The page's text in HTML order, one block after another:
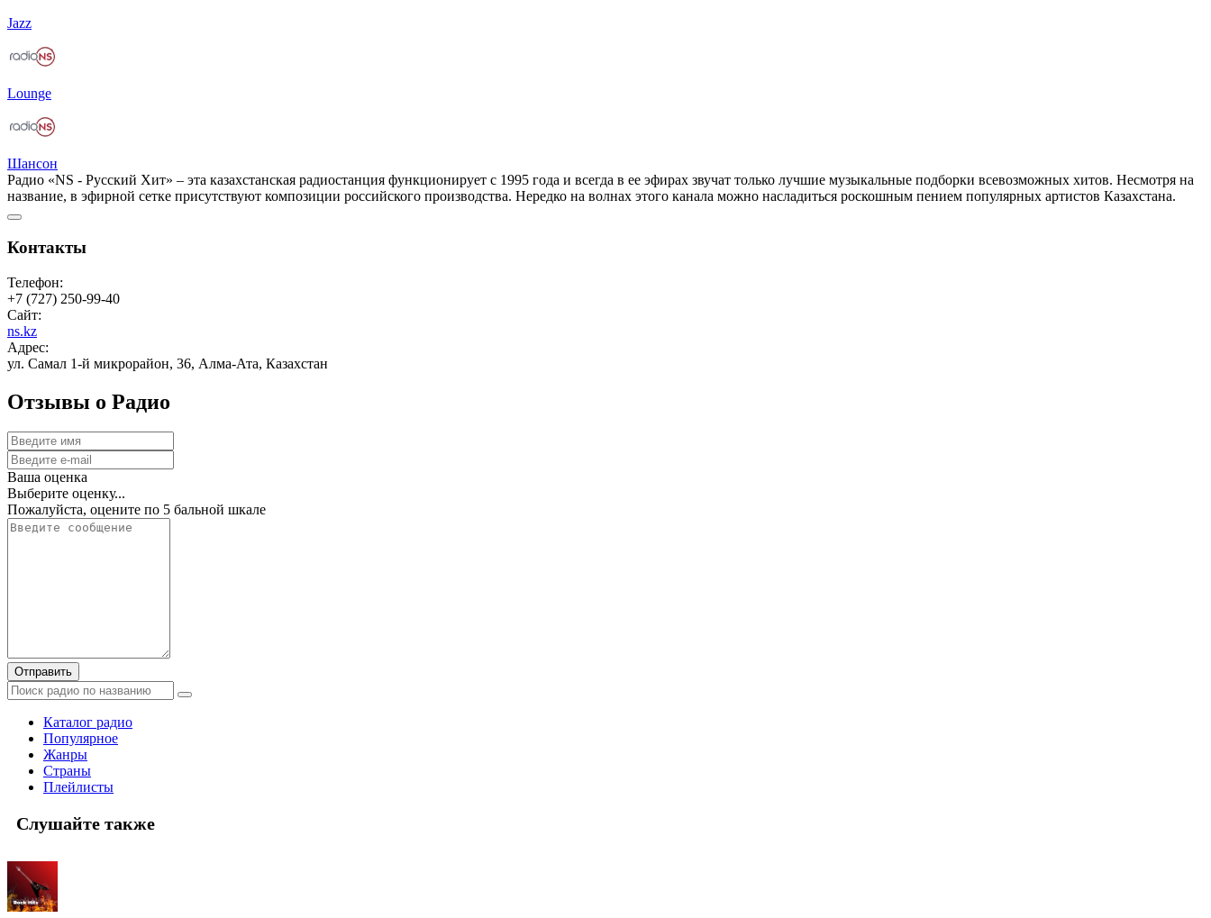
Jazz
Lounge
Шансон
Радио «NS - Русский Хит» – эта казахстанская радиостанция функционирует с 1995 года и всегда в ее эфирах звучат только лучшие музыкальные подборки всевозможных хитов. Несмотря на
название, в эфирной сетке присутствуют композиции российского производства. Нередко на волнах этого канала можно насладиться роскошным пением популярных артистов Казахстана.
Контакты
Телефон:
+7 (727) 250-99-40
Сайт:
ns.kz
Адрес:
ул. Самал 1-й микрорайон, 36, Алма-Ата, Казахстан
Отзывы о Радио
Ваша оценка
Выберите оценку...
Пожалуйста, оцените по 5 бальной шкале
Отправить
Каталог радио
Популярное
Жанры
Страны
Плейлисты
Слушайте также